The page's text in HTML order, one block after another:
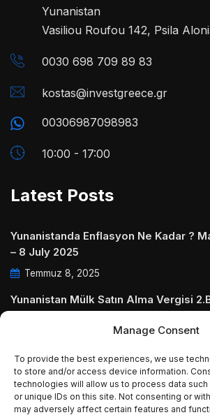
Manage Consent
To provide the best experiences, we use
to store and/or access device information.
technologies will allow us to process data
or unique IDs on this site. Not consenting or
may adversely affect certain features and
Yunanistan
Vasiliou Roufou 142, Psila
0030 698 709 89 83
kostas@investgreece.gr
00306987098983
10:00 - 17:00
Latest Posts
Yunanistanda Enflasyon Ne Kadar ?
– 8 July 2025
Temmuz 8, 2025
Yunanistan Mülk Satın Alma Vergisi
July 2025
Temmuz 5, 2025